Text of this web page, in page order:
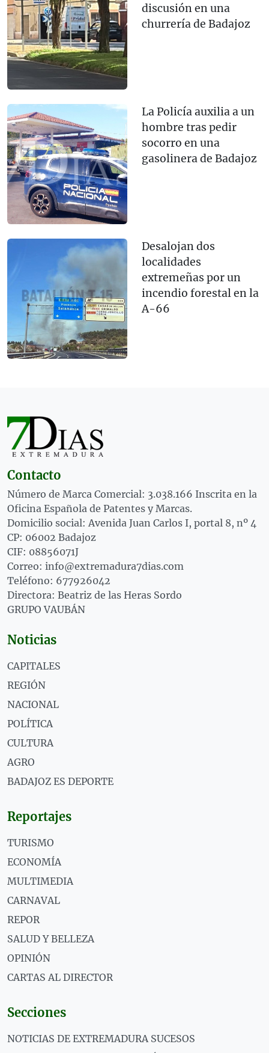
discusión en una
churrería de Badajoz
La Policía auxilia a un
hombre tras pedir
socorro en una
gasolinera de Badajoz
Desalojan dos
localidades
extremeñas por un
incendio forestal en la
A-66
Contacto
Número de Marca Comercial: 3.038.166 Inscrita en la
Oficina Española de Patentes y Marcas.
Domicilio social: Avenida Juan Carlos I, portal 8, nº 4
CP: 06002 Badajoz
CIF: 08856071J
Correo: info@extremadura7dias.com
Teléfono: 677926042
Directora: Beatriz de las Heras Sordo
GRUPO VAUBÁN
Noticias
CAPITALES
REGIÓN
NACIONAL
POLÍTICA
CULTURA
AGRO
BADAJOZ ES DEPORTE
Reportajes
TURISMO
ECONOMÍA
MULTIMEDIA
CARNAVAL
REPOR
SALUD Y BELLEZA
OPINIÓN
CARTAS AL DIRECTOR
Secciones
NOTICIAS DE EXTREMADURA SUCESOS